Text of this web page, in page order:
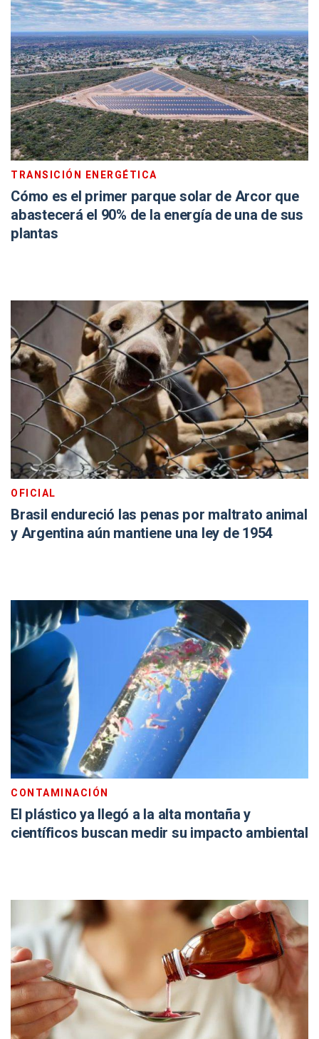
TRANSICIÓN ENERGÉTICA
Cómo es el primer parque solar de Arcor que
abastecerá el 90% de la energía de una de sus
plantas
OFICIAL
Brasil endureció las penas por maltrato animal
y Argentina aún mantiene una ley de 1954
CONTAMINACIÓN
El plástico ya llegó a la alta montaña y
científicos buscan medir su impacto ambiental